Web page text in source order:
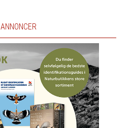
ANNONCER